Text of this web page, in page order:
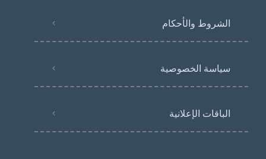
الشروط والأحكام
سياسة الخصوصية
الباقات الإعلانية